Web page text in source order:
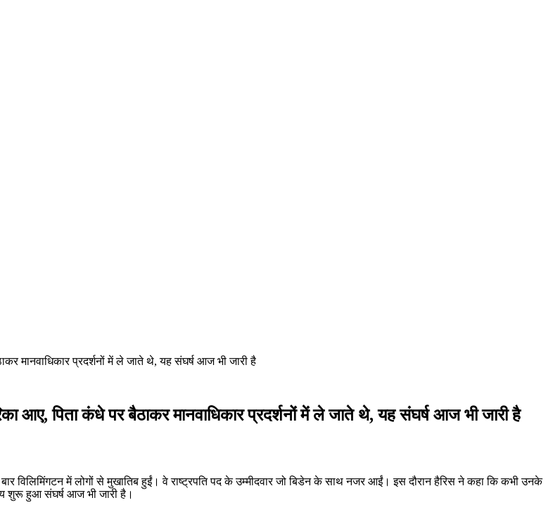
मानवाधिकार प्रदर्शनों में ले जाते थे, यह संघर्ष आज भी जारी है
पिता कंधे पर बैठाकर मानवाधिकार प्रदर्शनों में ले जाते थे, यह संघर्ष आज भी जारी है
बार विलिमिंगटन में लोगों से मुखातिब हुईं। वे राष्ट्रपति पद के उम्मीदवार जो बिडेन के साथ नजर आईं। इस दौरान हैरिस ने कहा कि कभी उनके
शुरू हुआ संघर्ष आज भी जारी है।